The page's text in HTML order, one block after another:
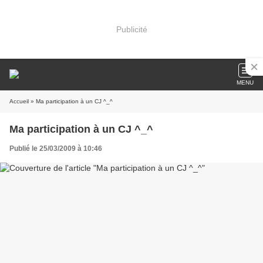
Publicité
MENU
Accueil » Ma participation à un CJ ^_^
Ma participation à un CJ ^_^
Publié le 25/03/2009 à 10:46